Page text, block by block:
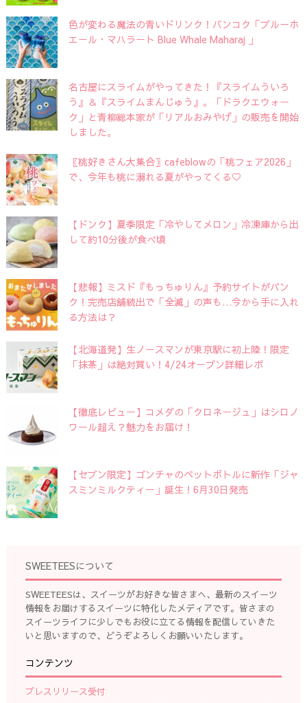
色が変わる魔法の青いドリンク！バンコク「ブルーホ
エール・マハラート Blue Whale Maharaj 」
名古屋にスライムがやってきた！『スライムういろ
う』＆『スライムまんじゅう』。「ドラクエウォー
ク」と青柳総本家が「リアルおみやげ」の販売を開始
しました。
〖桃好きさん大集合〗cafeblowの「桃フェア2026」
で、今年も桃に溺れる夏がやってくる♡
【ドンク】夏季限定「冷やしてメロン」冷凍庫から出
して約10分後が食べ頃
【悲報】ミスド『もっちゅりん』予約サイトがパン
ク！完売店舗続出で「全滅」の声も…今から手に入れ
る方法は？
【北海道発】生ノースマンが東京駅に初上陸！限定
「抹茶」は絶対買い！4/24オープン詳細レポ
【徹底レビュー】コメダの「クロネージュ」はシロノ
ワール超え？魅力をお届け！
【セブン限定】ゴンチャのペットボトルに新作「ジャ
スミンミルクティー」誕生！6月30日発売
SWEETEESについて
SWEETEESは、スイーツがお好きな皆さまへ、最新のスイーツ
情報をお届けするスイーツに特化したメディアです。皆さまの
スイーツライフに少しでもお役に立てる情報を配信していきた
いと思いますので、どうぞよろしくお願いいたします。
コンテンツ
プレスリリース受付